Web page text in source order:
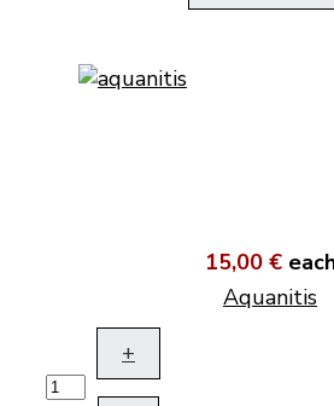
15,00 €
Aquanitis
+